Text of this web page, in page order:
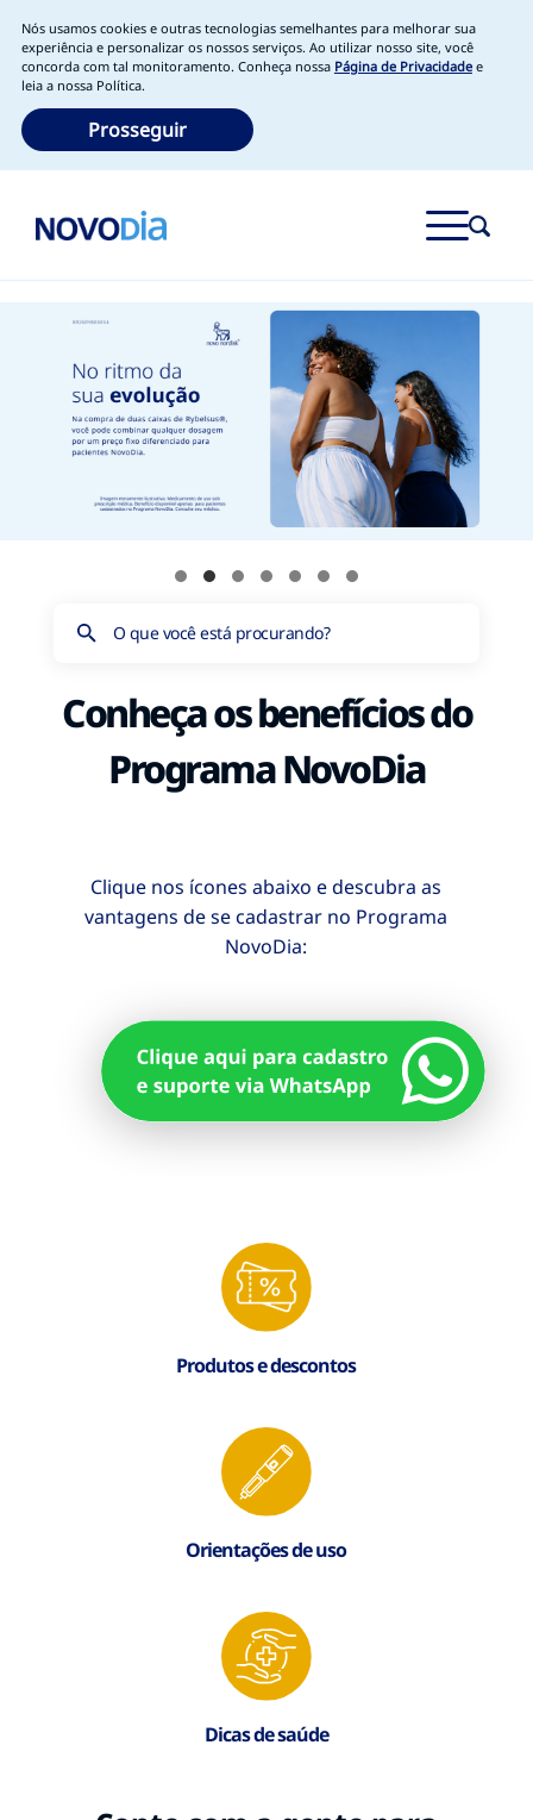
Nós usamos cookies e outras tecnologias semelhantes para melhorar sua
experiência e personalizar os nossos serviços. Ao utilizar nosso site, você
concorda com tal monitoramento. Conheça nossa Página de Privacidadee
leia a nossa Política.
Prosseguir
Conheça os benefícios do
Programa NovoDia
Clique nos ícones abaixo e descubra as
vantagens de se cadastrar no Programa
NovoDia:
Produtos e descontos
Orientações de uso
Dicas de saúde